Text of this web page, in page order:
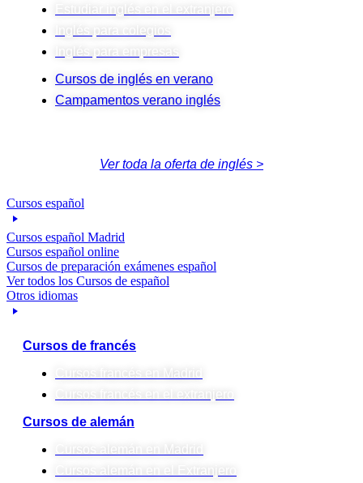
Estudiar inglés en el extranjero
Inglés para colegios
Inglés para empresas
Cursos de inglés en verano
Campamentos verano inglés
Ver toda la oferta de inglés >
Cursos español
Cursos español Madrid
Cursos español online
Cursos de preparación exámenes español
Ver todos los Cursos de español
Otros idiomas
Cursos de francés
Cursos francés en Madrid
Cursos de alemán
Cursos alemán en Madrid
Cursos alemán en el Extranjero